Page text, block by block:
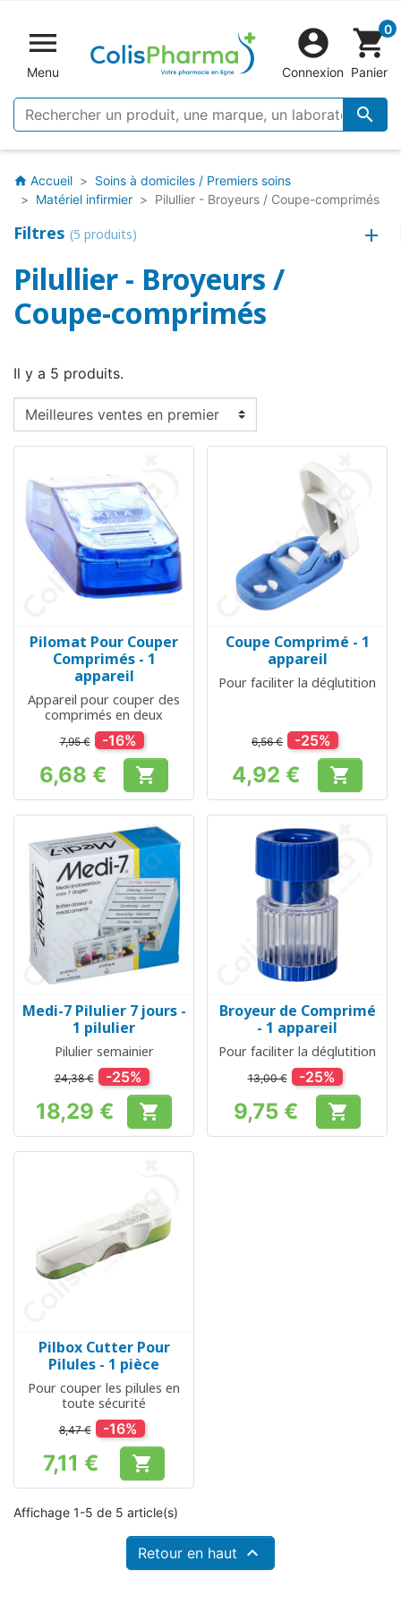

Menu


Connexion
shopping_cart0
Panier
home Accueil
Soins à domiciles / Premiers soins
Matériel infirmier
Pilullier - Broyeurs / Coupe-comprimés
Filtres (5 produits)
Pilullier - Broyeurs /
Coupe-comprimés
Il y a 5 produits.
Pilomat Pour Couper
Comprimés - 1
appareil
Appareil pour couper des
comprimés en deux
7,95 € -16%
Prix
6,68 € 
Coupe Comprimé - 1
appareil
Pour faciliter la déglutition
6,56 € -25%
Prix
4,92 € 
Medi-7 Pilulier 7 jours -
1 pilulier
Pilulier semainier
24,38 € -25%
Prix
18,29 € 
Broyeur de Comprimé
- 1 appareil
Pour faciliter la déglutition
13,00 € -25%
Prix
9,75 € 
Pilbox Cutter Pour
Pilules - 1 pièce
Pour couper les pilules en
toute sécurité
8,47 € -16%
Prix
7,11 € 
Affichage 1-5 de 5 article(s)
Retour en haut 